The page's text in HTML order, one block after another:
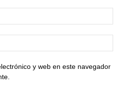
y web en este navegador